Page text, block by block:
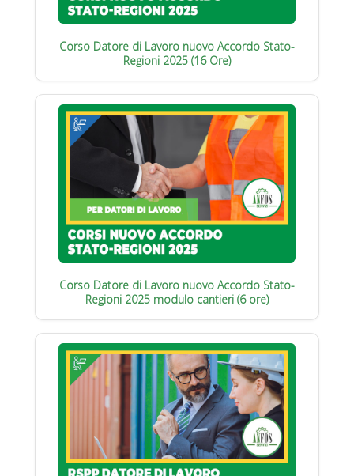
Corso Datore di Lavoro nuovo Accordo Stato-
Regioni 2025 (16 Ore)
Corso Datore di Lavoro nuovo Accordo Stato-
Regioni 2025 modulo cantieri (6 ore)